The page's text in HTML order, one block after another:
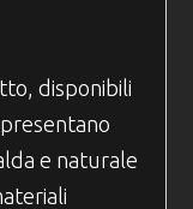
disponibili
e naturale